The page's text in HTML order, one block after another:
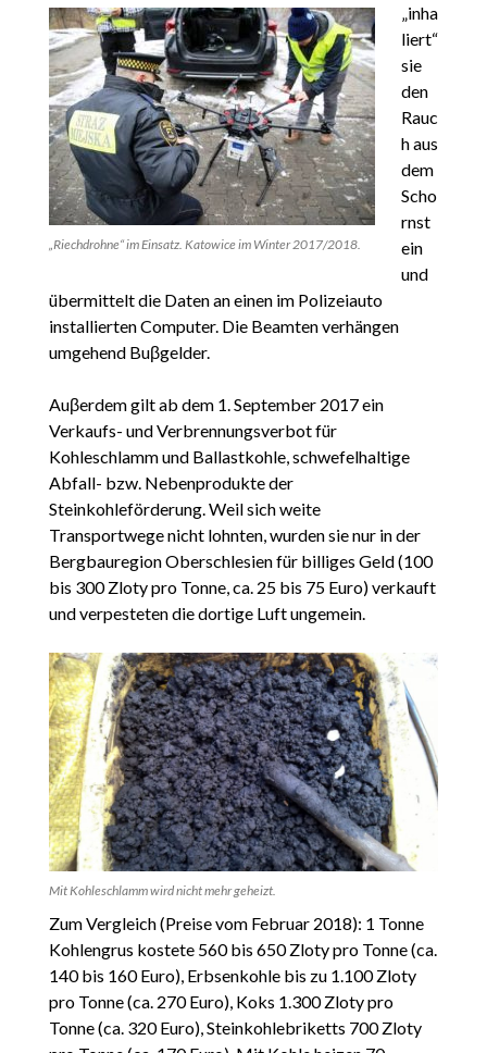
„Riechdrohne“ im Einsatz. Katowice im Winter 2017/2018.
„inha
liert“
sie
den
Rauc
h aus
dem
Scho
rnst
ein
und
übermittelt die Daten an einen im Polizeiauto
installierten Computer. Die Beamten verhängen
umgehend Buβgelder.
Auβerdem gilt ab dem 1. September 2017 ein
Verkaufs- und Verbrennungsverbot für
Kohleschlamm und Ballastkohle, schwefelhaltige
Abfall- bzw. Nebenprodukte der
Steinkohleförderung. Weil sich weite
Transportwege nicht lohnten, wurden sie nur in der
Bergbauregion Oberschlesien für billiges Geld (100
bis 300 Zloty pro Tonne, ca. 25 bis 75 Euro) verkauft
und verpesteten die dortige Luft ungemein.
Mit Kohleschlamm wird nicht mehr geheizt.
Zum Vergleich (Preise vom Februar 2018): 1 Tonne
Kohlengrus kostete 560 bis 650 Zloty pro Tonne (ca.
140 bis 160 Euro), Erbsenkohle bis zu 1.100 Zloty
pro Tonne (ca. 270 Euro), Koks 1.300 Zloty pro
Tonne (ca. 320 Euro), Steinkohlebriketts 700 Zloty